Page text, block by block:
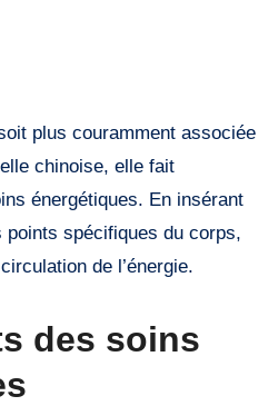
plus couramment associée
chinoise, elle fait
énergétiques. En insérant
spécifiques du corps,
de l’énergie.
des soins